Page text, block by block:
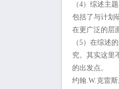
（4）综述主
包括了与计划
在更广泛的层
（5）在综述
究。其实这里
的出发点。
约翰.W.克雷